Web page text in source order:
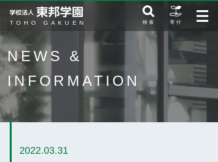
検 索 寄 付
NEWS &
INFORMATION
2022.03.31